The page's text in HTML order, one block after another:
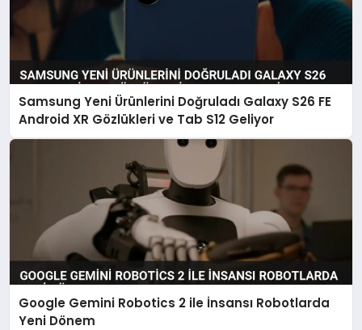
Samsung Yeni Ürünlerini Doğruladı Galaxy S26 FE
Android XR Gözlükleri ve Tab S12 Geliyor
Google Gemini Robotics 2 ile İnsansı Robotlarda
Yeni Dönem